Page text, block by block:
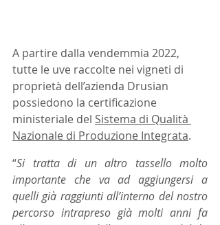
A partire dalla vendemmia 2022,
tutte le uve raccolte nei vigneti di
proprietà dell’azienda Drusian
possiedono la certificazione
ministeriale del Sistema di Qualità
Nazionale di Produzione Integrata.
“Si tratta di un altro tassello molto
importante che va ad aggiungersi a
quelli già raggiunti all’interno del nostro
percorso intrapreso già molti anni fa